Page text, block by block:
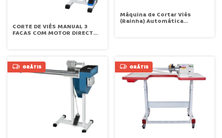
CORTE DE VIÉS MANUAL 3
FACAS COM MOTOR DIRECT
Máquina de Cortar Viés
(Rainha) Automática
GRÁTIS GRÁTIS